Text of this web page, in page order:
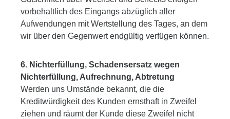
vorbehaltlich des Eingangs abzüglich aller
Aufwendungen mit Wertstellung des Tages, an dem
wir über den Gegenwert endgültig verfügen können.
6. Nichterfüllung, Schadensersatz wegen
Nichterfüllung, Aufrechnung, Abtretung
Werden uns Umstände bekannt, die die
Kreditwürdigkeit des Kunden ernsthaft in Zweifel
ziehen und räumt der Kunde diese Zweifel nicht